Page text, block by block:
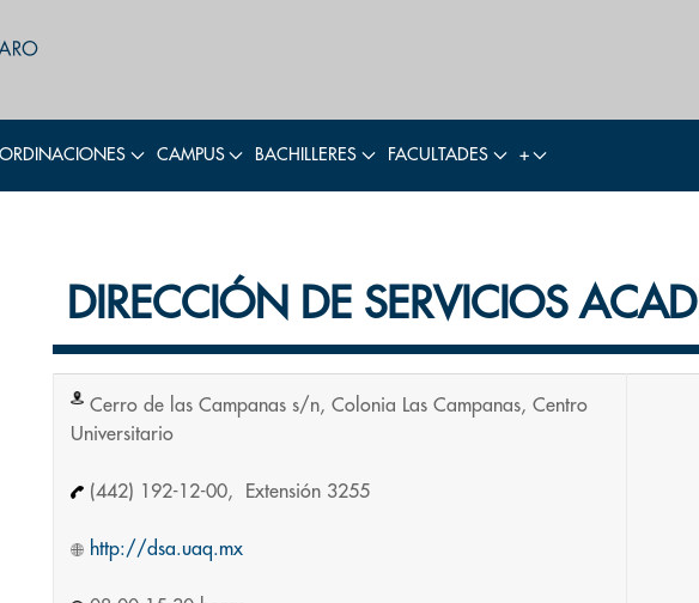
CAMPUS BACHILLERES FACULTADES +
DIRECCIÓN DE SERVICIOS
Cerro de las Campanas s/n, Colonia Las Campanas, Centro
Universitario
(442) 192-12-00, Extensión 3255
http://dsa.uaq.mx